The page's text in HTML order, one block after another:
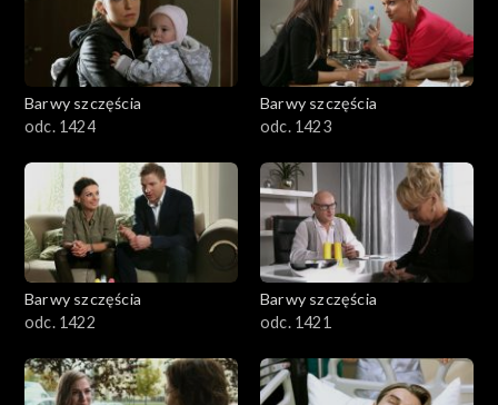
Barwy szczęścia
odc. 1424
Barwy szczęścia
odc. 1423
Barwy szczęścia
odc. 1422
Barwy szczęścia
odc. 1421